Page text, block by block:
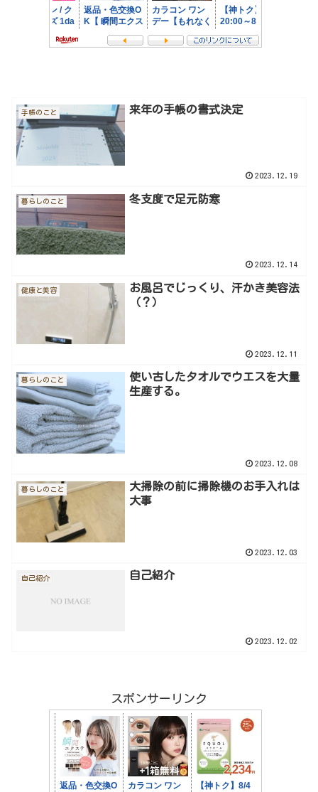
手帳のこと 来年の手帳の書式決定
2023.12.19
暮らしのこと 冬支度で足元防寒
2023.12.14
健康と美容
お風呂でじっくり、汗かき美容法
（？）
2023.12.11
暮らしのこと
使い古したタオルでウエスを大量
生産する。
2023.12.08
暮らしのこと
大掃除の前に掃除機のお手入れは
大事
2023.12.03
自己紹介 自己紹介
2023.12.02
スポンサーリンク